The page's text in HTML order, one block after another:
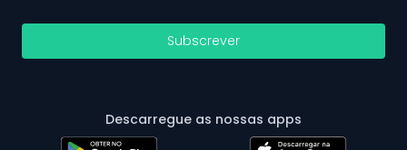
Subscrever
Descarregue as nossas apps